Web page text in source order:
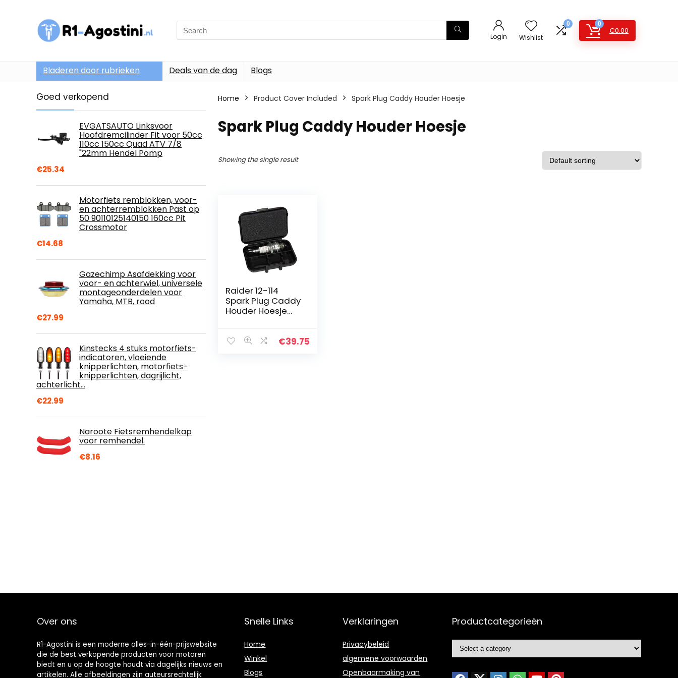
Search
for:
Login Wishlist
0 0
€0.00
Bladeren door rubrieken Deals van de dag Blogs
Goed verkopend
EVGATSAUTO Linksvoor
Hoofdremcilinder Fit voor 50cc
110cc 150cc Quad ATV 7/8
"22mm Hendel Pomp
€25.34
Motorfiets remblokken, voor-
en achterremblokken Past op
50 90110125140150 160cc Pit
Crossmotor
€14.68
Gazechimp Asafdekking voor
voor- en achterwiel, universele
montageonderdelen voor
Yamaha, MTB, rood
€27.99
Kinstecks 4 stuks motorfiets-
indicatoren, vloeiende
knipperlichten, motorfiets-
knipperlichten, dagrijlicht,
achterlicht…
€22.99
Naroote Fietsremhendelkap
voor remhendel.
€8.16
Home Product Cover Included Spark Plug Caddy Houder Hoesje
Spark Plug Caddy Houder Hoesje
Showing the single result
Raider 12-114
Spark Plug Caddy
Houder Hoesje
€39.75
Over ons
R1-Agostini is een moderne alles-in-één-prijswebsite
die de best verkopende producten voor motoren
biedt en u op de hoogte houdt via dagelijks nieuws en
artikelen. Alle afbeeldingen zijn auteursrechtelijk
Snelle Links
Home
Winkel
Blogs
Verklaringen
Privacybeleid
algemene voorwaarden
Openbaarmaking van
Productcategorieën